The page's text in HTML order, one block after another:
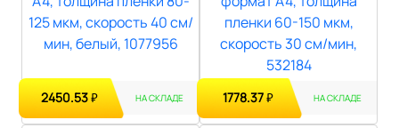
2450.53₽ НА СКЛАДЕ 1778.37₽ НА СКЛАДЕ